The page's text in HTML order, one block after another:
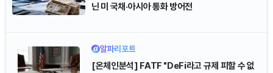
닌 미 국채·아시아 통화 방어전
알파리포트
[온체인분석] FATF "DeFi라고 규제 피할 수 없